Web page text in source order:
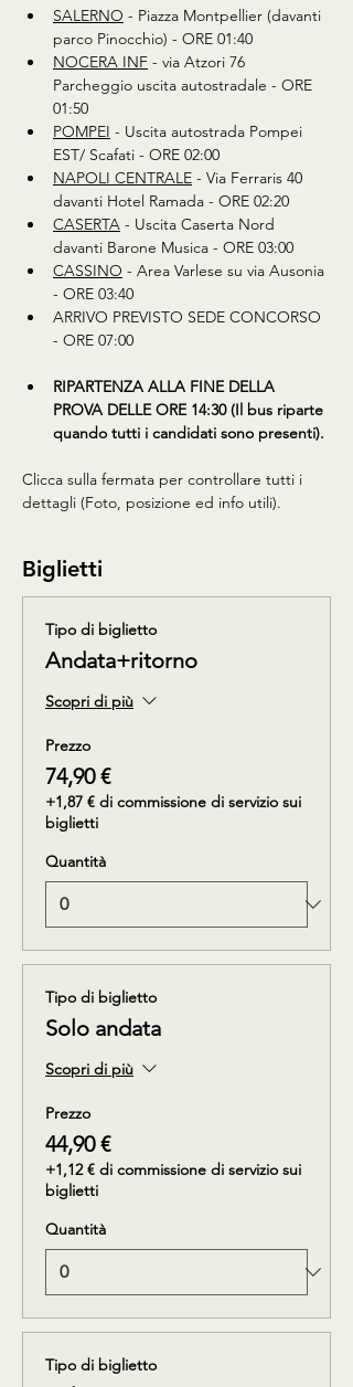
SALERNO - Piazza Montpellier (davanti
parco Pinocchio) - ORE 01:40
NOCERA INF - via Atzori 76
Parcheggio uscita autostradale - ORE
01:50
POMPEI - Uscita autostrada Pompei
EST/ Scafati - ORE 02:00
NAPOLI CENTRALE - Via Ferraris 40
davanti Hotel Ramada - ORE 02:20
CASERTA - Uscita Caserta Nord
davanti Barone Musica - ORE 03:00
CASSINO - Area Varlese su via Ausonia
- ORE 03:40
ARRIVO PREVISTO SEDE CONCORSO
- ORE 07:00
RIPARTENZA ALLA FINE DELLA
PROVA DELLE ORE 14:30 (Il bus riparte
quando tutti i candidati sono presenti).
Clicca sulla fermata per controllare tutti i
dettagli (Foto, posizione ed info utili).
Biglietti
Tipo di biglietto
Andata+ritorno
Scopri di più
Prezzo
74,90 €
+1,87 € di commissione di servizio sui
biglietti
Quantità
Tipo di biglietto
Solo andata
Scopri di più
Prezzo
44,90 €
+1,12 € di commissione di servizio sui
biglietti
Quantità
Tipo di biglietto